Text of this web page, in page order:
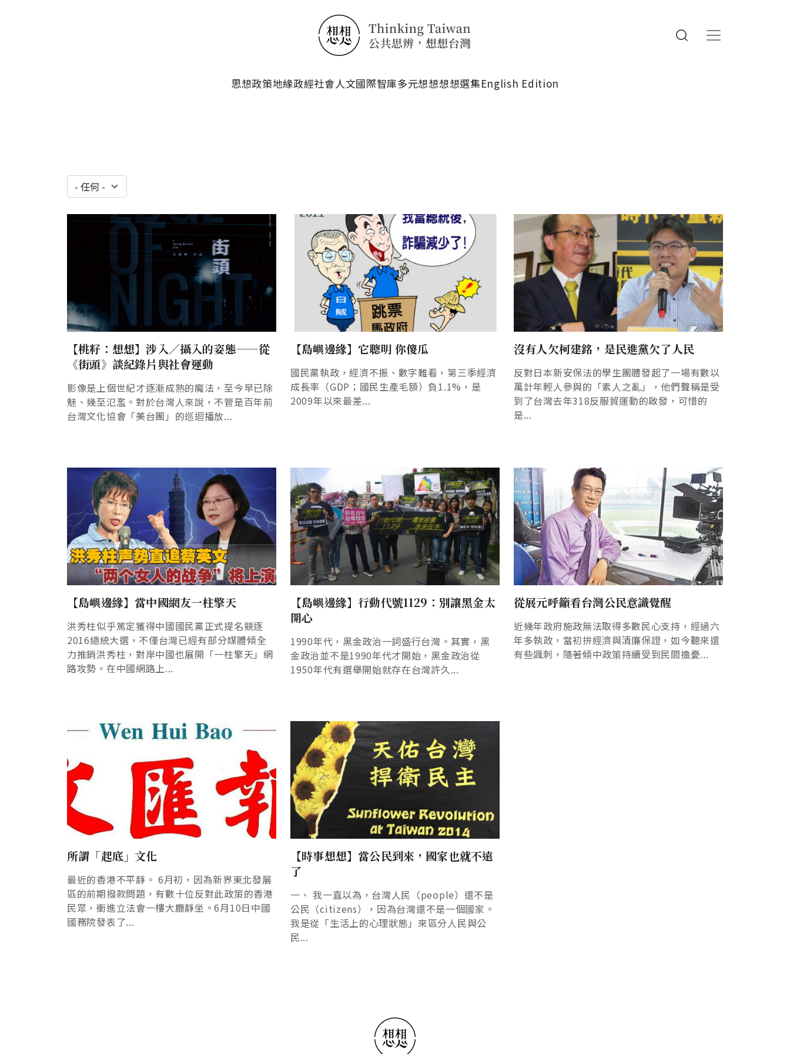
思想政策地緣政經社會人文國際智庫多元想想想想選集English Edition
【桃籽：想想】涉入／攝入的姿態——從
《街頭》談紀錄片與社會運動
影像是上個世紀才逐漸成熟的魔法，至今早已除
魅、幾至氾濫。對於台灣人來說，不管是百年前
台灣文化協會「美台團」的巡迴播放...
【島嶼邊緣】它聰明 你傻瓜
國民黨執政，經濟不振、數字難看，第三季經濟
成長率（GDP；國民生產毛額）負1.1%，是
2009年以來最差...
沒有人欠柯建銘，是民進黨欠了人民
反對日本新安保法的學生團體發起了一場有數以
萬計年輕人參與的「素人之亂」，他們聲稱是受
到了台灣去年318反服貿運動的啟發，可惜的
是...
【島嶼邊緣】當中國網友一柱擎天
洪秀柱似乎篤定獲得中國國民黨正式提名競逐
2016總統大選，不僅台灣已經有部分媒體傾全
力推銷洪秀柱，對岸中國也展開「一柱擎天」網
路攻勢。在中國網路上...
【島嶼邊緣】行動代號1129：別讓黑金太
開心
1990年代，黑金政治一詞盛行台灣。其實，黑
金政治並不是1990年代才開始，黑金政治從
1950年代有選舉開始就存在台灣許久...
從展元呼籲看台灣公民意識覺醒
近幾年政府施政無法取得多數民心支持，經過六
年多執政，當初拚經濟與清廉保證，如今聽來還
有些諷刺，隨著傾中政策持續受到民間擔憂...
所謂「起底」文化
最近的香港不平靜。 6月初，因為新界東北發展
區的前期撥款問題，有數十位反對此政策的香港
民眾，衝進立法會一樓大廳靜坐。6月10日中國
國務院發表了...
【時事想想】當公民到來，國家也就不遠
了
一、 我一直以為，台灣人民（people）還不是
公民（citizens），因為台灣還不是一個國家。
我是從「生活上的心理狀態」來區分人民與公
民...